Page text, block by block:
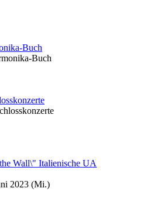
Buch
Wall\" Italienische UA
2023 (Mi.)